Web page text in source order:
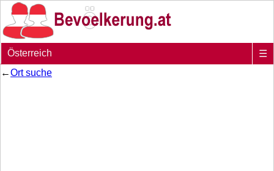
Österreich
☰
←Ort suche